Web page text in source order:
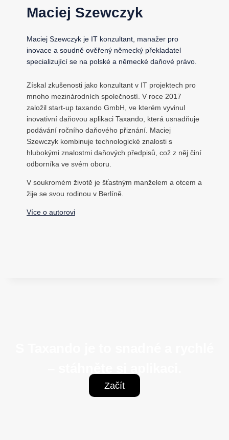
Maciej Szewczyk
Maciej Szewczyk je IT konzultant, manažer pro
inovace a soudně ověřený německý překladatel
specializující se na polské a německé daňové právo.
Získal zkušenosti jako konzultant v IT projektech pro
mnoho mezinárodních společností. V roce 2017
založil start-up taxando GmbH, ve kterém vyvinul
inovativní daňovou aplikaci Taxando, která usnadňuje
podávání ročního daňového přiznání. Maciej
Szewczyk kombinuje technologické znalosti s
hlubokými znalostmi daňových předpisů, což z něj činí
odborníka ve svém oboru.
V soukromém životě je šťastným manželem a otcem a
žije se svou rodinou v Berlíně.
Více o autorovi
Začít